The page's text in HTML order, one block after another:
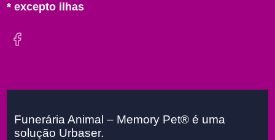
* excepto ilhas
Funerária Animal – Memory Pet® é uma
solução Urbaser.